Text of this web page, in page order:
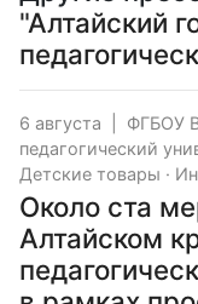
"Алтайский
6 августа
ФГБОУ
педагогический
Детские товары ·
Около ста
Алтайском